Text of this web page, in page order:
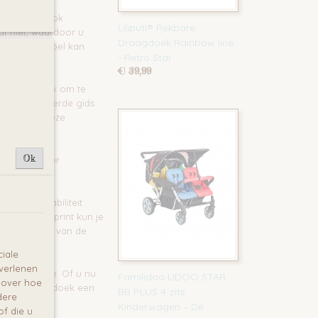
Het is ook
niet, waardoor u
comfortabel kan
is makkelijk om te
gedetailleerde gids
met deze
Het is zeer
meer stabiliteit
onder de print kun je
uiteinden van de
Of u nu
met deze doek een
Liliputi® Rekbare
Draagdoek Rainbow line
- Retro Star
€ 39,99
Familidoo LIDOO STAR
BB PLUS 4-zits
Kinderwagen – Dé
Ok
hoe
die u